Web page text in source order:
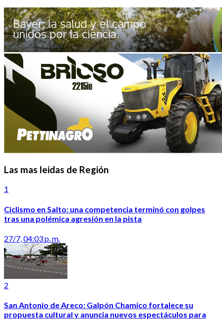
Las mas leidas de Región
1
Ciclismo en Salto: una competencia terminó con golpes
tras una polémica agresión en la pista
27/7, 04:03 p. m.
2
San Antonio de Areco: Galpón Chamico fortalece su
propuesta cultural y anuncia nuevos espectáculos para